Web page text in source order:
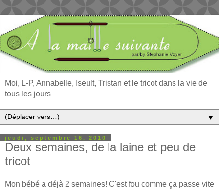
Moi, L-P, Annabelle, Iseult, Tristan et le tricot dans la vie de
tous les jours
▼
jeudi, septembre 16, 2010
Deux semaines, de la laine et peu de
tricot
Mon bébé a déjà 2 semaines! C'est fou comme ça passe vite